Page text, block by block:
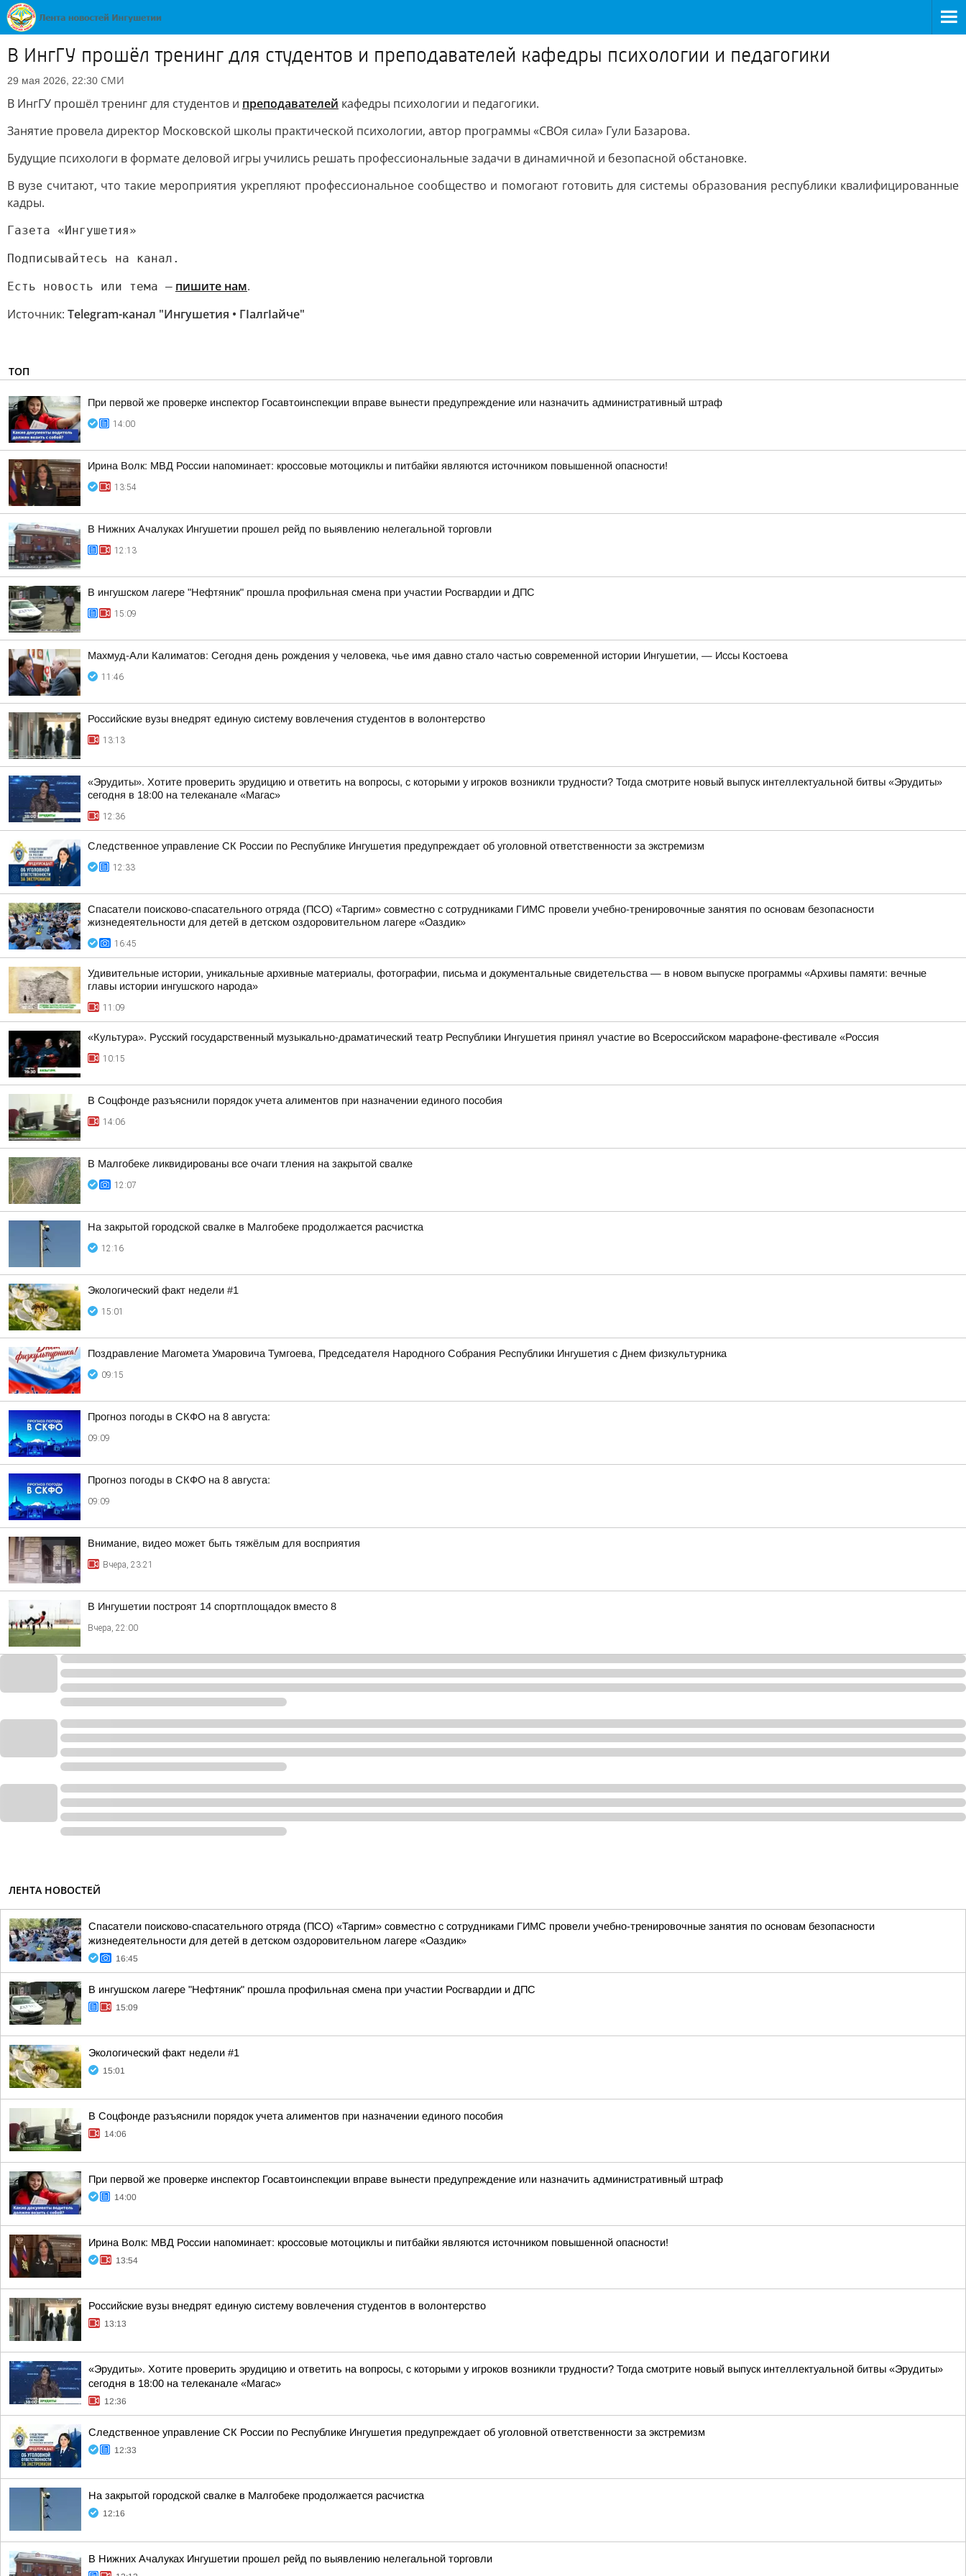
В ИнгГУ прошёл тренинг для студентов и преподавателей кафедры психологии и педагогики
29 мая 2026, 22:30 СМИ
В ИнгГУ прошёл тренинг для студентов и преподавателей кафедры психологии и педагогики.
Занятие провела директор Московской школы практической психологии, автор программы «СВОя сила» Гули Базарова.
Будущие психологи в формате деловой игры учились решать профессиональные задачи в динамичной и безопасной обстановке.
В вузе считают, что такие мероприятия укрепляют профессиональное сообщество и помогают готовить для системы образования республики квалифицированные
кадры.
Газета «Ингушетия»
Подписывайтесь на канал.
Есть новость или тема — пишите нам.
Источник: Telegram-канал "Ингушетия • ГIалгIайче"
ТОП
При первой же проверке инспектор Госавтоинспекции вправе вынести предупреждение или назначить административный штраф
14:00
Ирина Волк: МВД России напоминает: кроссовые мотоциклы и питбайки являются источником повышенной опасности!
13:54
В Нижних Ачалуках Ингушетии прошел рейд по выявлению нелегальной торговли
12:13
В ингушском лагере "Нефтяник" прошла профильная смена при участии Росгвардии и ДПС
15:09
Махмуд-Али Калиматов: Сегодня день рождения у человека, чье имя давно стало частью современной истории Ингушетии, — Иссы Костоева
11:46
Российские вузы внедрят единую систему вовлечения студентов в волонтерство
13:13
«Эрудиты». Хотите проверить эрудицию и ответить на вопросы, с которыми у игроков возникли трудности? Тогда смотрите новый выпуск интеллектуальной битвы «Эрудиты»
сегодня в 18:00 на телеканале «Магас»
12:36
Следственное управление СК России по Республике Ингушетия предупреждает об уголовной ответственности за экстремизм
12:33
Спасатели поисково-спасательного отряда (ПСО) «Таргим» совместно с сотрудниками ГИМС провели учебно-тренировочные занятия по основам безопасности
жизнедеятельности для детей в детском оздоровительном лагере «Оаздик»
16:45
Удивительные истории, уникальные архивные материалы, фотографии, письма и документальные свидетельства — в новом выпуске программы «Архивы памяти: вечные
главы истории ингушского народа»
11:09
«Культура». Русский государственный музыкально-драматический театр Республики Ингушетия принял участие во Всероссийском марафоне-фестивале «Россия
10:15
В Соцфонде разъяснили порядок учета алиментов при назначении единого пособия
14:06
В Малгобеке ликвидированы все очаги тления на закрытой свалке
12:07
На закрытой городской свалке в Малгобеке продолжается расчистка
12:16
Экологический факт недели #1
15:01
Поздравление Магомета Умаровича Тумгоева, Председателя Народного Собрания Республики Ингушетия с Днем физкультурника
09:15
Прогноз погоды в СКФО на 8 августа:
09:09
Прогноз погоды в СКФО на 8 августа:
09:09
Внимание, видео может быть тяжёлым для восприятия
Вчера, 23:21
В Ингушетии построят 14 спортплощадок вместо 8
Вчера, 22:00
ЛЕНТА НОВОСТЕЙ
Спасатели поисково-спасательного отряда (ПСО) «Таргим» совместно с сотрудниками ГИМС провели учебно-тренировочные занятия по основам безопасности
жизнедеятельности для детей в детском оздоровительном лагере «Оаздик»
16:45
В ингушском лагере "Нефтяник" прошла профильная смена при участии Росгвардии и ДПС
15:09
Экологический факт недели #1
15:01
В Соцфонде разъяснили порядок учета алиментов при назначении единого пособия
14:06
При первой же проверке инспектор Госавтоинспекции вправе вынести предупреждение или назначить административный штраф
14:00
Ирина Волк: МВД России напоминает: кроссовые мотоциклы и питбайки являются источником повышенной опасности!
13:54
Российские вузы внедрят единую систему вовлечения студентов в волонтерство
13:13
«Эрудиты». Хотите проверить эрудицию и ответить на вопросы, с которыми у игроков возникли трудности? Тогда смотрите новый выпуск интеллектуальной битвы «Эрудиты»
сегодня в 18:00 на телеканале «Магас»
12:36
Следственное управление СК России по Республике Ингушетия предупреждает об уголовной ответственности за экстремизм
12:33
На закрытой городской свалке в Малгобеке продолжается расчистка
12:16
В Нижних Ачалуках Ингушетии прошел рейд по выявлению нелегальной торговли